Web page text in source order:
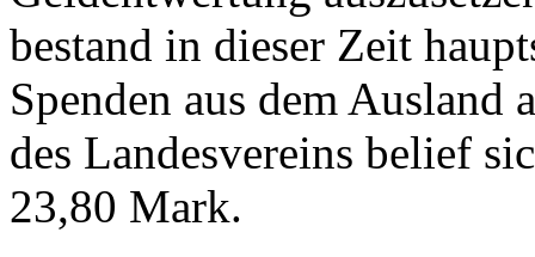
bestand in dieser Zeit
Spenden aus dem Ausland
des Landesvereins belief
23,80 Mark.